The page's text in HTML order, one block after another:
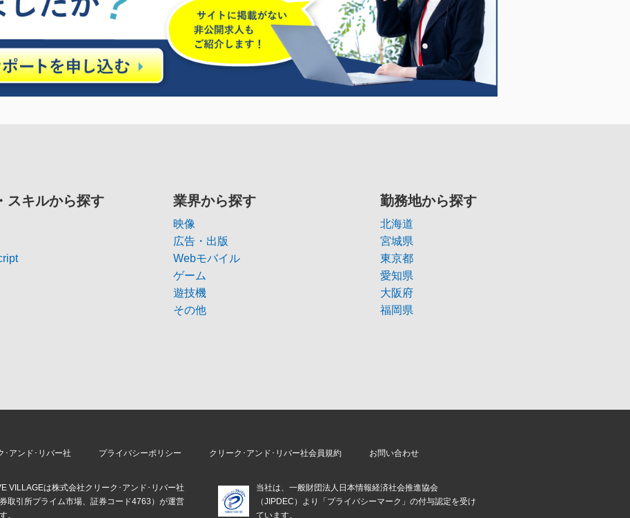
スキルから探す 業界から探す
映像
広告・出版
Webモバイル
ゲーム
遊技機
その他
勤務地から探す
北海道
宮城県
東京都
愛知県
大阪府
福岡県
･アンド･リバー社 プライバシーポリシー クリーク･アンド･リバー社会員規約 お問い合わせ
VILLAGEは株式会社クリーク･アンド･リバー社
券取引所プライム市場、証券コード4763）が運営
。
当社は、一般財団法人日本情報経済社会推進協会
（JIPDEC）より「プライバシーマーク」の付与認定を受け
ています。